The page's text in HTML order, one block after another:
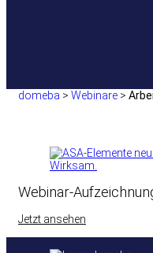
domeba > Webinare >
Webinar-
Jetzt ansehen